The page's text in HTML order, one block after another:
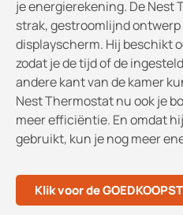
je energierekening. De Nest
strak, gestroomlijnd
displayscherm. Hij beschikt
zodat je de tijd of de
andere kant van de kamer
Nest Thermostat nu ook je
meer efficiëntie. En omdat
gebruikt, kun je nog meer
Klik voor de